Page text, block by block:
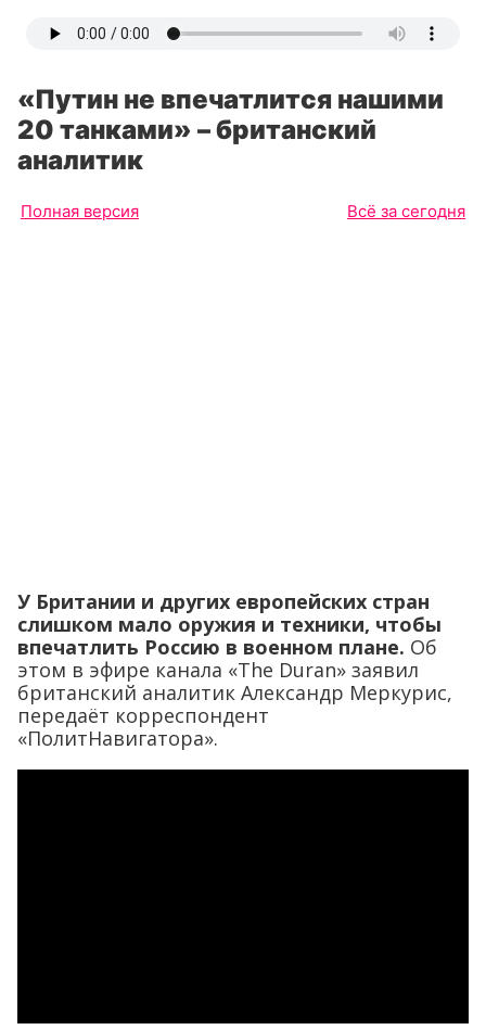
«Путин не впечатлится нашими
20 танками» – британский
аналитик
Полная версия Всё за сегодня
У Британии и других европейских стран
слишком мало оружия и техники, чтобы
впечатлить Россию в военном плане. Об
этом в эфире канала «The Duran» заявил
британский аналитик Александр Меркурис,
передаёт корреспондент
«ПолитНавигатора».